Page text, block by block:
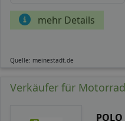
mehr Details
Quelle: meinestadt.de
Verkäufer für